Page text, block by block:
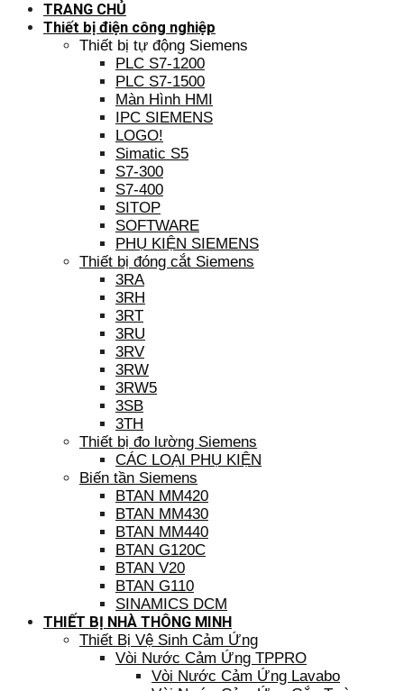
TRANG CHỦ
Thiết bị điện công nghiệp
Thiết bị tự động Siemens
PLC S7-1200
PLC S7-1500
Màn Hình HMI
IPC SIEMENS
LOGO!
Simatic S5
S7-300
S7-400
SITOP
SOFTWARE
PHỤ KIỆN SIEMENS
Thiết bị đóng cắt Siemens
3RA
3RH
3RT
3RU
3RV
3RW
3RW5
3SB
3TH
Thiết bị đo lường Siemens
CÁC LOẠI PHỤ KIỆN
Biến tần Siemens
BTAN MM420
BTAN MM430
BTAN MM440
BTAN G120C
BTAN V20
BTAN G110
SINAMICS DCM
THIẾT BỊ NHÀ THÔNG MINH
Thiết Bị Vệ Sinh Cảm Ứng
Vòi Nước Cảm Ứng TPPRO
Vòi Nước Cảm Ứng Lavabo